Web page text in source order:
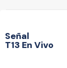
Señal
T13 En Vivo